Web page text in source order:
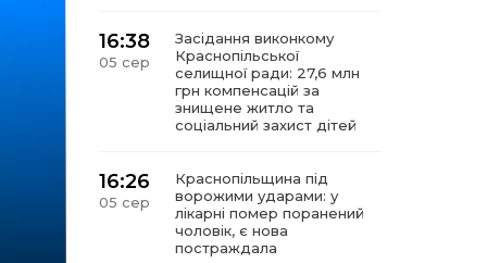
16:38
05 сер
Засідання виконкому
Краснопільської
селищної ради: 27,6 млн
грн компенсацій за
знищене житло та
соціальний захист дітей
16:26
05 сер
Краснопільщина під
ворожими ударами: у
лікарні помер поранений
чоловік, є нова
постраждала